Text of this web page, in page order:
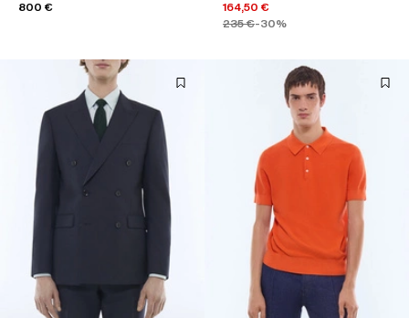
800 €
164,50 €
235 €-30%